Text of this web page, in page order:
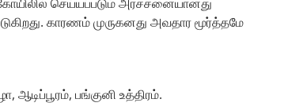
காரணம் முருகனது அவதார மூர்த்தமே
ஆடிப்பூரம், பங்குனி உத்திரம்.